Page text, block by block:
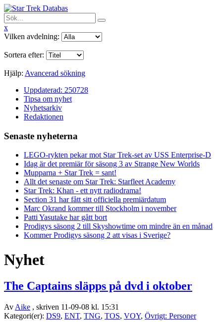
x
Vilken avdelning:
Sortera efter:
Hjälp: Avancerad sökning
Uppdaterad: 250728
Tipsa om nyhet
Nyhetsarkiv
Redaktionen
Senaste nyheterna
LEGO-rykten pekar mot Star Trek-set av USS Enterprise-D
Idag är det premiär för säsong 3 av Strange New Worlds
Mupparna + Star Trek = sant!
Allt det senaste om Star Trek: Starfleet Academy
Star Trek: Khan - ett nytt radiodrama!
Section 31 har fått sitt officiella premiärdatum
Marc Okrand kommer till Stockholm i november
Patti Yasutake har gått bort
Prodigys säsong 2 till Skyshowtime om mindre än en månad
Kommer Prodigys säsong 2 att visas i Sverige?
Nyhet
The Captains släpps på dvd i oktober
Av Aike , skriven 11-09-08 kl. 15:31
Kategori(er): DS9, ENT, TNG, TOS, VOY, Övrigt: Personer